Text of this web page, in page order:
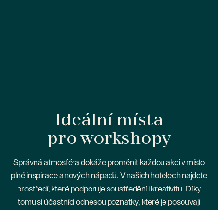
Ideální místa
pro workshopy
Správná atmosféra dokáže proměnit každou akci v místo
plné inspirace a nových nápadů. V našich hotelech najdete
prostředí, které podporuje soustředění i kreativitu. Díky
tomu si účastníci odnesou poznatky, které je posouvají